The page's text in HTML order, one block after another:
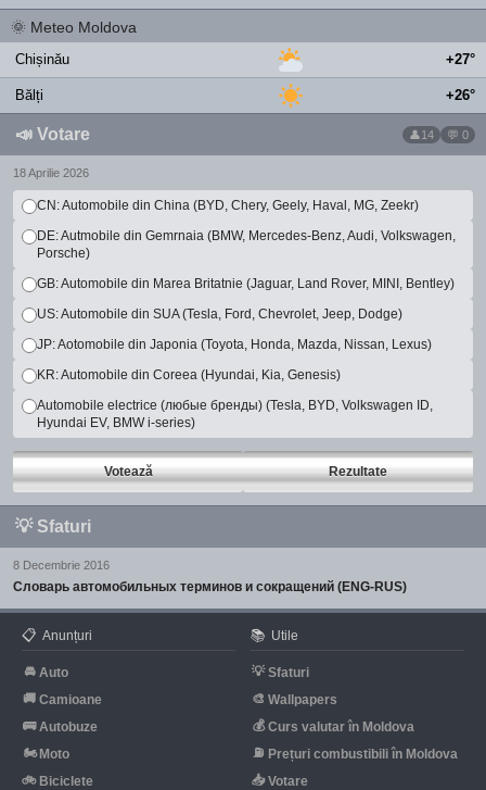
🌞 Meteo Moldova
Chișinău +27°
Bălți +26°
📣 Votare 14 💬 0
18 Aprilie 2026
CN: Automobile din China (BYD, Chery, Geely, Haval, MG, Zeekr)
DE: Autmobile din Gemrnaia (BMW, Mercedes-Benz, Audi, Volkswagen,
Porsche)
GB: Automobile din Marea Britatnie (Jaguar, Land Rover, MINI, Bentley)
US: Automobile din SUA (Tesla, Ford, Chevrolet, Jeep, Dodge)
JP: Aotomobile din Japonia (Toyota, Honda, Mazda, Nissan, Lexus)
KR: Automobile din Coreea (Hyundai, Kia, Genesis)
Automobile electrice (любые бренды) (Tesla, BYD, Volkswagen ID,
Hyundai EV, BMW i-series)
Votează Rezultate
💡 Sfaturi
8 Decembrie 2016
Словарь автомобильных терминов и сокращений (ENG-RUS)
📋 Anunțuri
🚘 Auto
🚚 Camioane
🚌 Autobuze
🏍 Moto
🚲 Biciclete
📚 Utile
💡 Sfaturi
🎨 Wallpapers
💰 Curs valutar în Moldova
⛽ Prețuri combustibili în Moldova
📥 Votare